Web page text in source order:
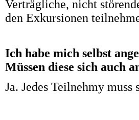
Verträgliche, nicht
den Exkursionen
Ich habe mich selbst
Müssen diese sich auch
Ja. Jedes Teilnehmy